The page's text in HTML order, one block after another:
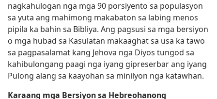
nagkahulogan nga mga 90 porsiyento sa populasyon
sa yuta ang mahimong makabaton sa labing menos
pipila ka bahin sa Bibliya. Ang pagsusi sa mga bersiyon
o mga hubad sa Kasulatan makaaghat sa usa ka tawo
sa pagpasalamat kang Jehova nga Diyos tungod sa
kahibulongang paagi nga iyang gipreserbar ang iyang
Pulong alang sa kaayohan sa minilyon nga katawhan.
Karaang mga Bersiyon sa Hebreohanong